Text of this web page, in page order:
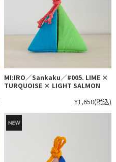
MI:IRO／Sankaku／#005. LIME ×
TURQUOISE × LIGHT SALMON
¥1,650(税込)